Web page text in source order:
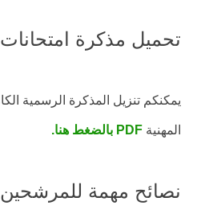
تحميل مذكرة امتحانات
يمكنكم تنزيل المذكرة الرسمية
المهنية
نصائح مهمة للمرشحين